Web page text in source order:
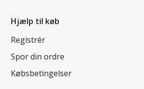
Hjælp til køb
Registrér
Spor din ordre
Købsbetingelser